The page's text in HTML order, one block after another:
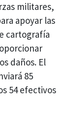
militares,
apoyar las
cartografía
daños. El
85
54 efectivos